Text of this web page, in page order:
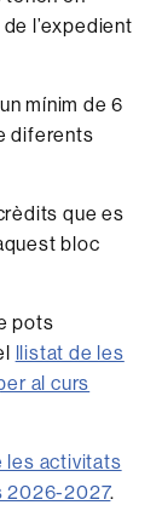
l’expedient
mínim de 6
diferents
que es
bloc
pots
llistat de les
al curs
les activitats
2026-2027.